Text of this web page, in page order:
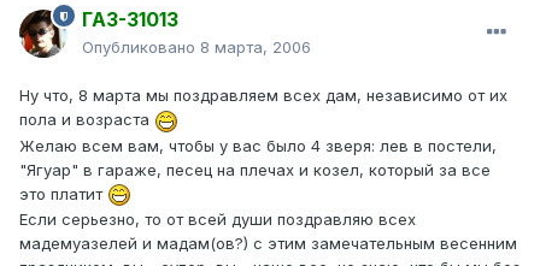
ГАЗ-31013
Опубликовано 8 марта, 2006
Ну что, 8 марта мы поздравляем всех дам, независимо от их
пола и возраста
Желаю всем вам, чтобы у вас было 4 зверя: лев в постели,
"Ягуар" в гараже, песец на плечах и козел, который за все
это платит
Если серьезно, то от всей души поздравляю всех
мадемуазелей и мадам(ов?) с этим замечательным весенним